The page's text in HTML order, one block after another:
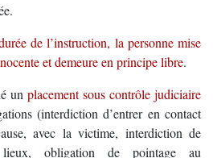
de l’instruction, la personne mise
et demeure en principe libre.
un placement sous contrôle judiciaire
(interdiction d’entrer en contact
avec la victime, interdiction de
obligation de pointage au